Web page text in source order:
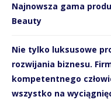
Najnowsza gama
Beauty
Nie tylko luksusowe
rozwijania biznesu.
kompetentnego
wszystko na